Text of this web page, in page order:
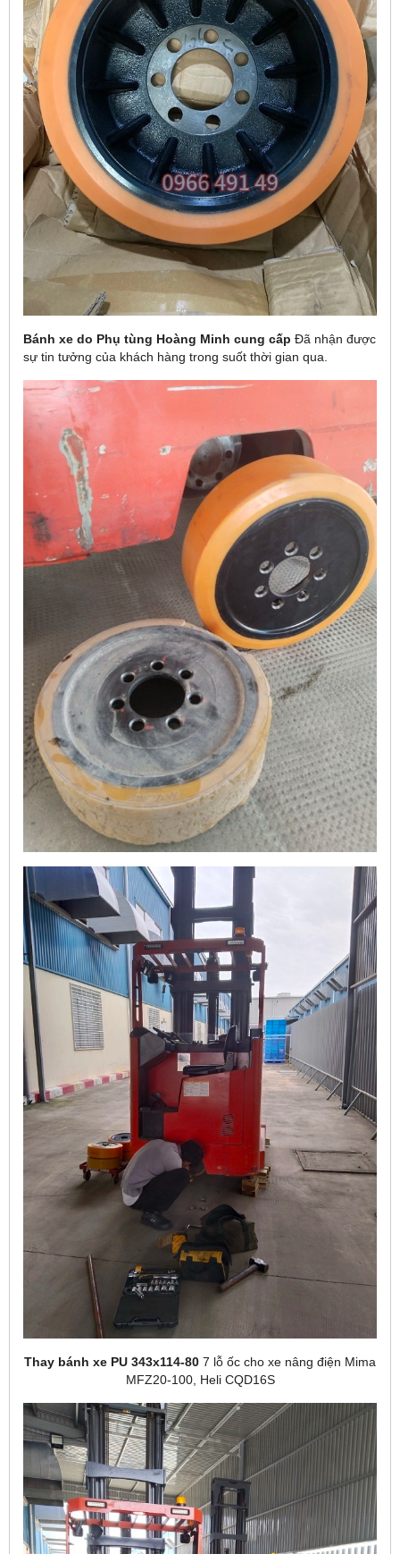
Bánh xe do Phụ tùng Hoàng Minh cung cấp Đã nhận được
sự tin tưởng của khách hàng trong suốt thời gian qua.
Thay bánh xe PU 343x114-80 7 lỗ ốc cho xe nâng điện Mima
MFZ20-100, Heli CQD16S